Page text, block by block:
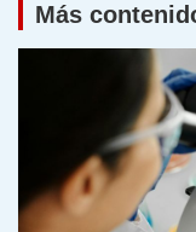
Más